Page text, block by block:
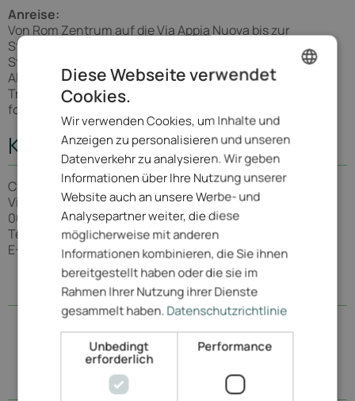
Anreise:
Von Rom Zentrum auf die Via Appia Nuova bis zur
Straßennummer 716/A: eine Säule rechts markiert den
Standort des Golfplatzes.
Alternative: Mit der U-Bahn Linie A bis zur Station Arco di
Traventino. Hier Beschilderung zum nahen Goldplatz
folgen.
Kontakt
Circolo del Golf Roma Acquasanta
Via Appia Nuova 716/A
00178 Roma
Tel.: +39 06 78 03 407
E-Mail: acquasanta@golfroma.it
Roma Acquasanta
Das muss man gesehen haben
Entdecken Sie die Region
ITALIAN
Diese Webseite verwendet
Cookies.
Wir verwenden Cookies, um Inhalte und
Anzeigen zu personalisieren und unseren
Datenverkehr zu analysieren. Wir geben
Informationen über Ihre Nutzung unserer
Website auch an unsere Werbe- und
Analysepartner weiter, die diese
möglicherweise mit anderen
Informationen kombinieren, die Sie ihnen
bereitgestellt haben oder die sie im
Rahmen Ihrer Nutzung ihrer Dienste
gesammelt haben.Datenschutzrichtlinie
Unbedingt
erforderlich
Performance